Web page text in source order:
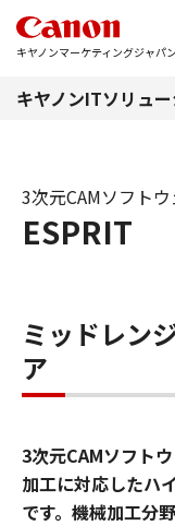
キヤノンマーケティングジャパ
キヤノンITソリュ
ESPRIT
3次元CAMソフト
ミッドレン
ア
3次元CAMソフト
加工に対応したハ
です。機械加工分